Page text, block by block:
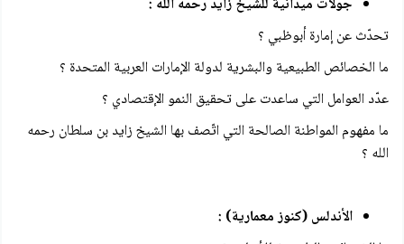
تحدّث عن إمارة أبوظبي ؟
ما الخصائص الطبيعية والبشرية لدولة الإمارات العربية المتحدة ؟
عدّد العوامل التي ساعدت على تحقيق النمو الإقتصادي ؟
ما مفهوم المواطنة الصالحة التي اتّصف بها الشيخ زايد بن سلطان رحمه
الله ؟
الأندلس (كنوز معمارية) :